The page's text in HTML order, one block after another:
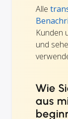
Alle
Kunden
und
Wie
aus